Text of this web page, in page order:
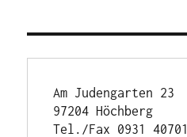
Am Judengarten 23
97204 Höchberg
Tel./Fax 0931